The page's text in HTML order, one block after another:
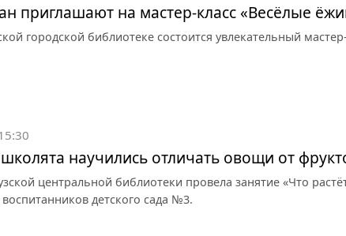
приглашают на мастер-класс «Весёлые
городской библиотеке состоится увлекательный
научились отличать овощи от
центральной библиотеки провела занятие «Что
воспитанников детского сада №3.